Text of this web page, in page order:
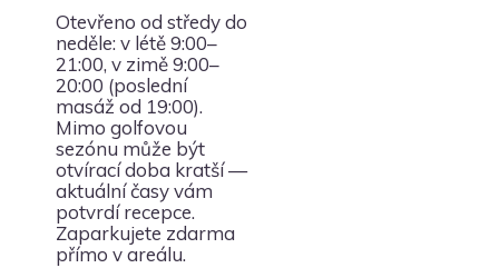
Otevřeno od středy do
neděle: v létě 9:00–
21:00, v zimě 9:00–
20:00 (poslední
masáž od 19:00).
Mimo golfovou
sezónu může být
otvírací doba kratší —
aktuální časy vám
potvrdí recepce.
Zaparkujete zdarma
přímo v areálu.